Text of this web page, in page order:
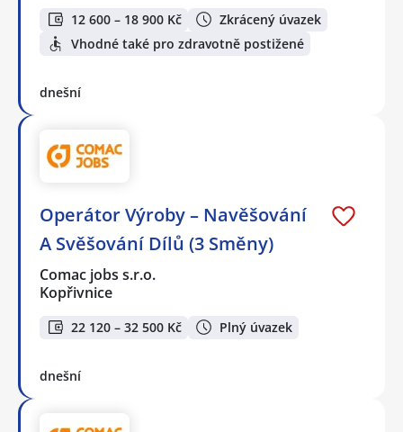
12 600 – 18 900 Kč
Zkrácený úvazek
Vhodné také pro zdravotně postižené
dnešní
Operátor Výroby – Navěšování
A Svěšování Dílů (3 Směny)
Comac jobs s.r.o.
Kopřivnice
22 120 – 32 500 Kč Plný úvazek
dnešní